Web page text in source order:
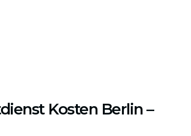
Kosten Berlin –